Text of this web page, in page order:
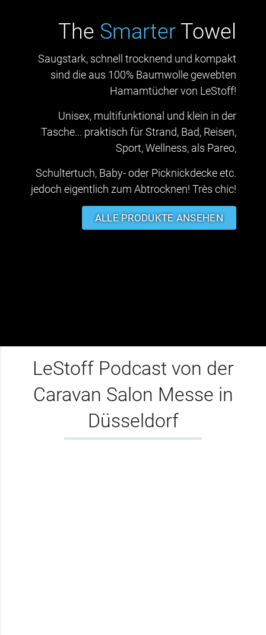
The Smarter Towel
Saugstark, schnell trocknend und kompakt
sind die aus 100% Baumwolle gewebten
Hamamtücher von LeStoff!
Unisex, multifunktional und klein in der
Tasche... praktisch für Strand, Bad, Reisen,
Sport, Wellness, als Pareo,
Schultertuch, Baby- oder Picknickdecke etc.
jedoch eigentlich zum Abtrocknen! Très chic!
ALLE PRODUKTE ANSEHEN
LeStoff Podcast von der
Caravan Salon Messe in
Düsseldorf